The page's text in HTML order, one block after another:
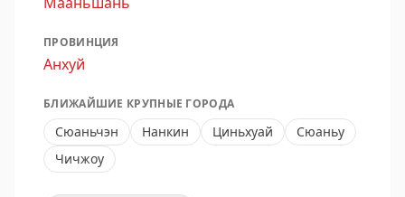
ПРОВИНЦИЯ
Анхуй
БЛИЖАЙШИЕ КРУПНЫЕ ГОРОДА
Сюаньчэн Нанкин Циньхуай
Сюаньу
Чичжоу